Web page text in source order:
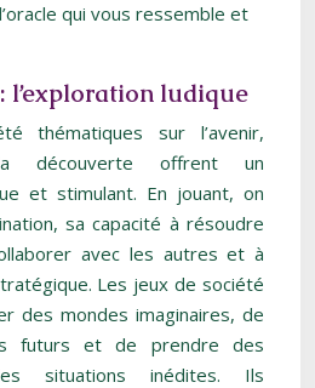
qui vous ressemble et
l’exploration ludique
thématiques sur l’avenir,
découverte offrent un
et stimulant. En jouant, on
sa capacité à résoudre
avec les autres et à
Les jeux de société
des mondes imaginaires, de
futurs et de prendre des
situations inédites. Ils